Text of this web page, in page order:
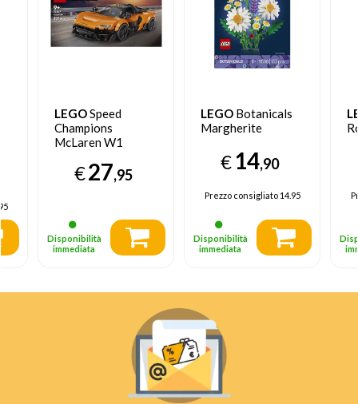
LEGOSpeed
Champions
McLaren W1
€27,95
Disponibilità
immediata
LEGO Botanicals
Margherite
€14,90
Prezzo consigliato14.95
Disponibilità
immediata